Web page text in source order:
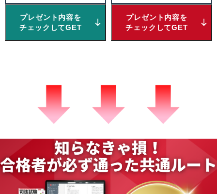
プレゼント内容を
チェックしてGET
プレゼント内容を
チェックしてGET